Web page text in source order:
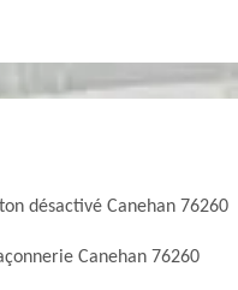
désactivé Canehan 76260
Canehan 76260